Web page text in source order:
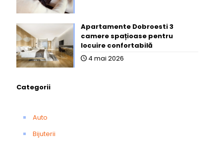
Apartamente Dobroesti 3
camere spațioase pentru
locuire confortabilă
4 mai 2026
Categorii
Auto
Bijuterii